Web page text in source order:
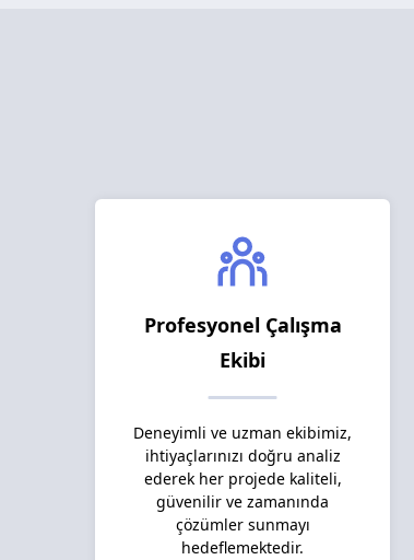
Profesyonel Çalışma
Ekibi
Deneyimli ve uzman ekibimiz,
ihtiyaçlarınızı doğru analiz
ederek her projede kaliteli,
güvenilir ve zamanında
çözümler sunmayı
hedeflemektedir.